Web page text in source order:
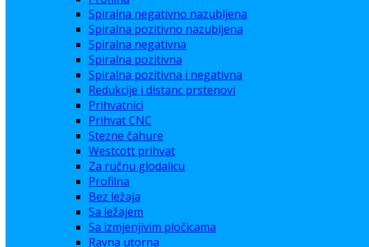
Spiralna negativno nazubljena
Spiralna pozitivno nazubljena
Spiralna negativna
Spiralna pozitivna
Spiralna pozitivna i negativna
Redukcije i distanc prstenovi
Prihvatnici
Prihvat CNC
Stezne čahure
Westcott prihvat
Za ručnu glodalicu
Profilna
Bez ležaja
Sa ležajem
Sa izmjenjivim pločicama
Ravna utorna